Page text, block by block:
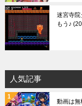
迷宮寺院
もう♪
人気記事
動画は無